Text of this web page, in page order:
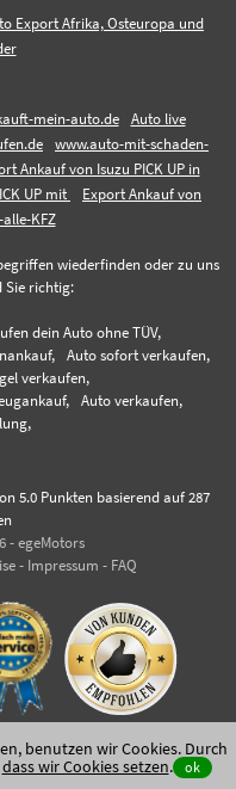
Export Afrika, Osteuropa und
mein-auto.de
Auto live
www.auto-mit-schaden-
Ankauf von Isuzu PICK UP in
UP mit
Export Ankauf von
KFZ
wiederfinden oder zu uns
Sie richtig:
dein Auto ohne TÜV,
Auto sofort verkaufen,
verkaufen,
Auto verkaufen,
5.0 Punkten basierend auf 287
- egeMotors
- Impressum - FAQ
benutzen wir Cookies. Durch
dass wir Cookies setzen. ok